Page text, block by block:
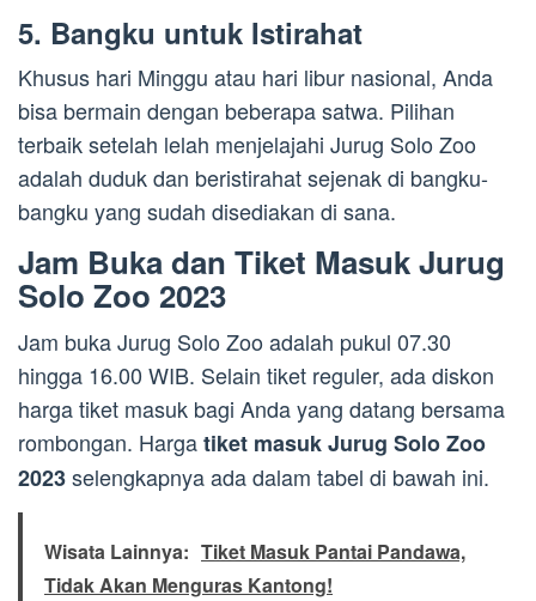
5. Bangku untuk Istirahat
Khusus hari Minggu atau hari libur nasional, Anda
bisa bermain dengan beberapa satwa. Pilihan
terbaik setelah lelah menjelajahi Jurug Solo Zoo
adalah duduk dan beristirahat sejenak di bangku-
bangku yang sudah disediakan di sana.
Jam Buka dan Tiket Masuk Jurug
Solo Zoo 2023
Jam buka Jurug Solo Zoo adalah pukul 07.30
hingga 16.00 WIB. Selain tiket reguler, ada diskon
harga tiket masuk bagi Anda yang datang bersama
rombongan. Hargatiket masuk Jurug Solo Zoo
2023selengkapnya ada dalam tabel di bawah ini.
Wisata Lainnya: Tiket Masuk Pantai Pandawa,
Tidak Akan Menguras Kantong!